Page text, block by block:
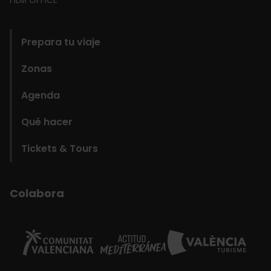
Prepara tu viaje
Zonas
Agenda
Qué hacer
Tickets & Tours
Colabora